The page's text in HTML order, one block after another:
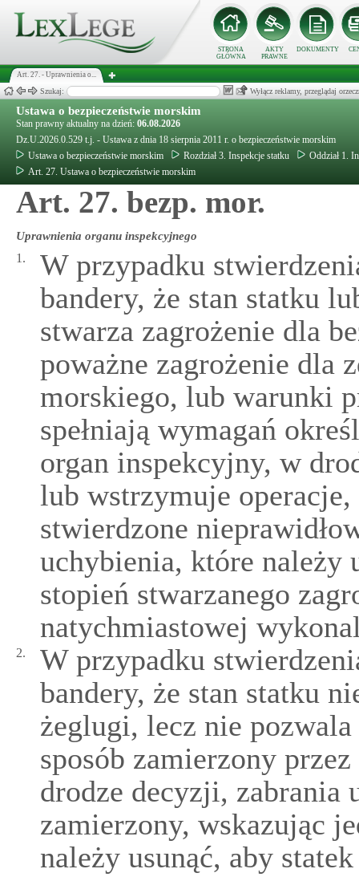
STRONA
GŁÓWNA
AKTY
PRAWNE
DOKUMENTY
Art. 27. - Uprawnienia o...
Szukaj: Wyłącz reklamy, przeglądaj
Ustawa o bezpieczeństwie morskim
Stan prawny aktualny na dzień: 06.08.2026
Dz.U.2026.0.529 t.j. - Ustawa z dnia 18 sierpnia 2011 r. o bezpieczeństwie morskim
Ustawa o bezpieczeństwie morskim
Rozdział 3. Inspekcje statku
Oddział 1.
Art. 27. Ustawa o bezpieczeństwie morskim
Art. 27. bezp. mor.
Uprawnienia organu inspekcyjnego
1.
W przypadku
bandery, że stan statku
stwarza zagrożenie dla
poważne zagrożenie dla
morskiego, lub warunki
spełniają wymagań
organ inspekcyjny, w
lub wstrzymuje operacje,
stwierdzone
uchybienia, które należy
stopień stwarzanego
natychmiastowej
2.
W przypadku
bandery, że stan statku
żeglugi, lecz nie
sposób zamierzony
drodze decyzji, zabrania
zamierzony, wskazując
należy usunąć, aby